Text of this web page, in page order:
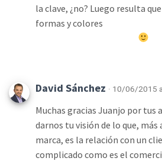
la clave, ¿no? Luego resulta
formas y colores
David Sánchez · 10/06/2015
Muchas gracias Juanjo por tus
darnos tu visión de lo que, más
marca, es la relación con un
complicado como es el